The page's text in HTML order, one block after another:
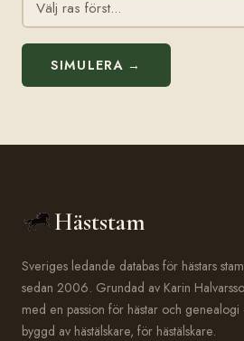
SIMULERA →
Häststam
Sveriges ledande databas för hästars
sedan 2006. Grundad av Karin
med en passion för hästar och
byggd av hästälskare, för hästälskare.